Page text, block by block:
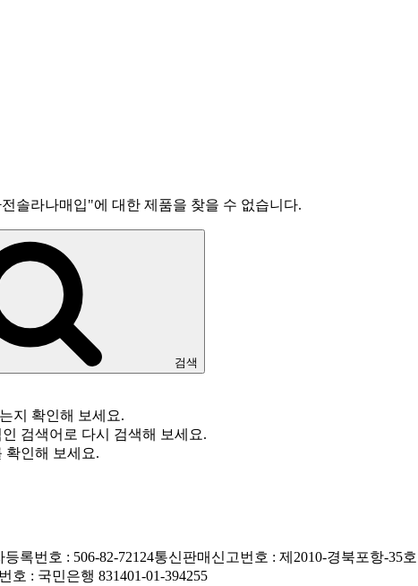
솔라나매입"에 대한 제품을 찾을 수 없습니다.
검색
지 확인해 보세요.
검색어로 다시 검색해 보세요.
확인해 보세요.
등록번호 : 506-82-72124통신판매신고번호 : 제2010-경북포항-35호
호 : 국민은행 831401-01-394255